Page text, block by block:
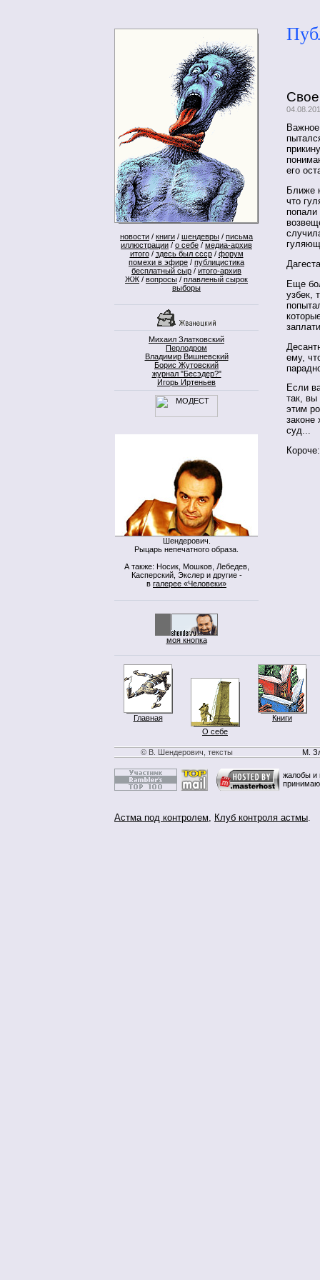
новости / книги / шендевры / письма
иллюстрации / о себе / медиа-архив
итого/ здесь был ссср/ форум
помехи в эфире / публицистика
бесплатный сыр / итого-архив
ЖЖ / вопросы / плавленый сырок
выборы
Михаил Златковский
Перлодром
Владимир Вишневский
Борис Жутовский
журнал "Бесэдер?"
Игорь Иртеньев
Шендерович.
Рыцарь непечатного образа.
А также: Носик, Мошков, Лебедев,
Касперский, Экслер и другие -
в галерее «Человеки»
моя кнопка
Свое
его
Ближе
что
Еще
узбек,
ему,
Если
так, вы
этим
законе
суд...
Главная
О себе
Книги
© В. Шендерович, тексты М.
жалобы и
Астма под контролем, Клуб контроля астмы.